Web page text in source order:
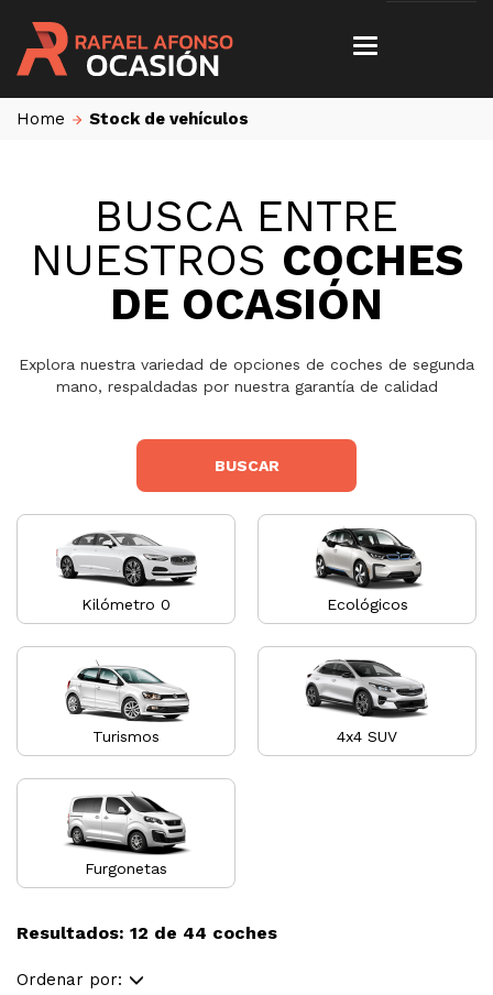
Home Stock de vehículos
BUSCA ENTRE
NUESTROS COCHES
DE OCASIÓN
Explora nuestra variedad de opciones de coches de segunda
mano, respaldadas por nuestra garantía de calidad
BUSCAR
Kilómetro 0 Ecológicos
Turismos 4x4 SUV
Furgonetas
Resultados: 12 de 44 coches
Ordenar por: